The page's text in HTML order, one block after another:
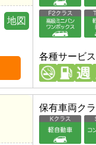
地図
各種サービス
保有車両ク